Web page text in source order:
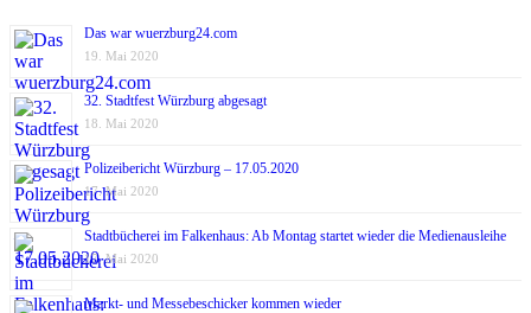
Das war wuerzburg24.com
19. Mai 2020
32. Stadtfest Würzburg abgesagt
18. Mai 2020
Polizeibericht Würzburg – 17.05.2020
17. Mai 2020
Stadtbücherei im Falkenhaus: Ab Montag startet wieder die Medienausleihe
17. Mai 2020
Markt- und Messebeschicker kommen wieder